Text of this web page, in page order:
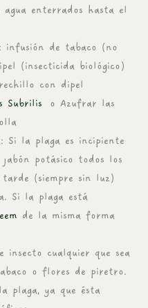
agua enterrados hasta el
infusión de tabaco (no
(insecticida biológico)
con dipel
Subrilis o Azufrar las
Si la plaga es incipiente
potásico todos los
(siempre sin luz)
Si la plaga está
de la misma forma
insecto cualquier que sea
o flores de piretro.
plaga, ya que ésta